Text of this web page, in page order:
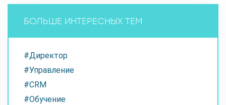
БОЛЬШЕ ИНТЕРЕСНЫХ ТЕМ
#Директор
#Управление
#CRM
#Обучение